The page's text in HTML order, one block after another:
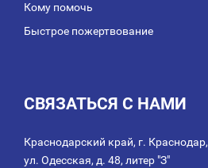
Кому помочь
Быстрое пожертвование
СВЯЗАТЬСЯ С НАМИ
Краснодарский край, г. Краснодар,
ул. Одесская, д. 48, литер "З"